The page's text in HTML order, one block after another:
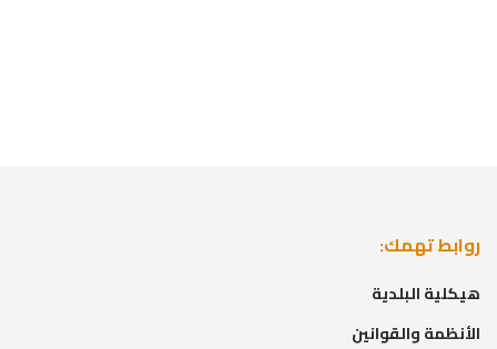
روابط تهمك:
هيكلية البلدية
الأنظمة والقوانين